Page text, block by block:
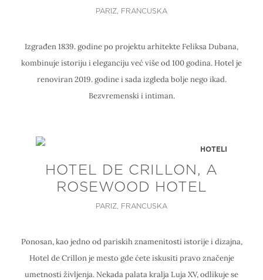
PARIZ, FRANCUSKA
Izgrađen 1839. godine po projektu arhitekte Feliksa Dubana,
kombinuje istoriju i eleganciju već više od 100 godina. Hotel je
renoviran 2019. godine i sada izgleda bolje nego ikad.
Bezvremenski i intiman.
HOTELI
HOTEL DE CRILLON, A
ROSEWOOD HOTEL
PARIZ, FRANCUSKA
Ponosan, kao jedno od pariskih znamenitosti istorije i dizajna,
Hotel de Crillon je mesto gde ćete iskusiti pravo značenje
umetnosti življenja. Nekada palata kralja Luja XV, odlikuje se